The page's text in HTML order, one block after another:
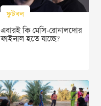
ফুটবল
এবারই কি মেসি-রোনালদোর
ফাইনাল হতে যাচ্ছে?